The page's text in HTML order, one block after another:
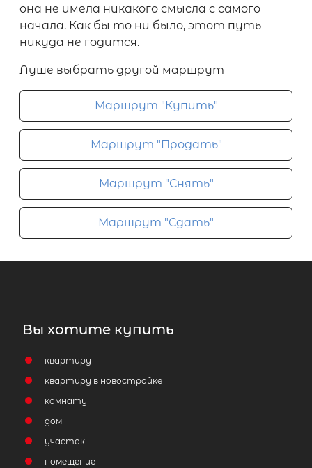
она не имела никакого смысла с самого
начала. Как бы то ни было, этот путь
никуда не годится.
Луше выбрать другой маршрут
Маршрут "Купить"
Маршрут "Продать"
Маршрут "Снять"
Маршрут "Сдать"
Вы хотите купить
квартиру
квартиру в новостройке
комнату
дом
участок
помещение